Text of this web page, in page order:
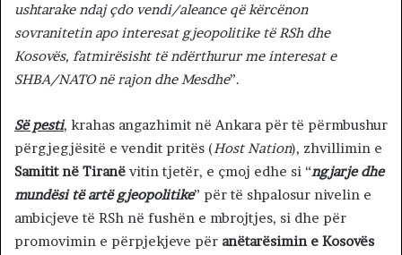
ushtarake ndaj çdo vendi/aleance që kërcënon
sovranitetin apo interesat gjeopolitike të RSh dhe
Kosovës, fatmirësisht të ndërthurur me interesat e
SHBA/NATO në rajon dhe Mesdhe”.
Së pesti, krahas angazhimit në Ankara për të përmbushur
përgjegjësitë e vendit pritës (Host Nation), zhvillimin e
Samitit në Tiranë vitin tjetër, e çmoj edhe si “ngjarje dhe
mundësi të artë gjeopolitike” për të shpalosur nivelin e
ambicjeve të RSh në fushën e mbrojtjes, si dhe për
promovimin e përpjekjeve për anëtarësimin e Kosovës